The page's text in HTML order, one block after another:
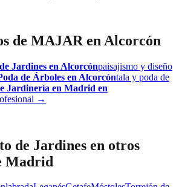
de MAJAR en Alcorcón
Jardines en Alcorcónpaisajismo y diseño
de Árboles en Alcorcóntala y poda de
Jardinería en Madrid en
→
de Jardines en otros
Madrid